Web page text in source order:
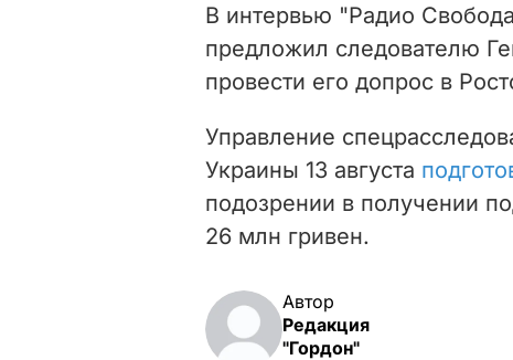
В интервью "Радио
предложил следователю
провести его допрос в
Управление
Украины 13 августа
подозрении в получении
26 млн гривен.
Автор
Редакция
"Гордон"